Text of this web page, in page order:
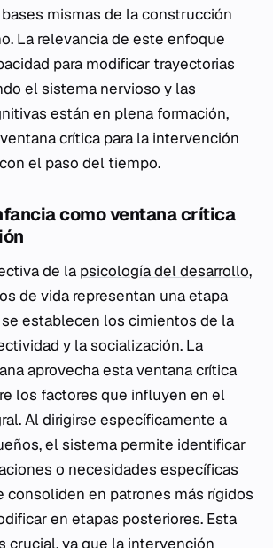
mismas de la construcción
La relevancia de este enfoque
para modificar trayectorias
el sistema nervioso y las
están en plena formación,
crítica para la intervención
el paso del tiempo.
como ventana crítica
de la psicología del desarrollo,
de vida representan una etapa
establecen los cimientos de la
y la socialización. La
aprovecha esta ventana crítica
los factores que influyen en el
Al dirigirse específicamente a
el sistema permite identificar
o necesidades específicas
consoliden en patrones más rígidos
en etapas posteriores. Esta
crucial, ya que la intervención